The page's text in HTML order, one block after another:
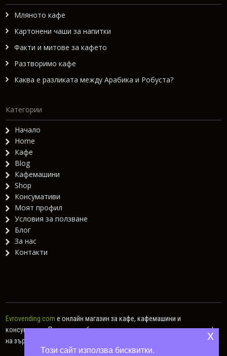
Мляното кафе
Картонени чаши за напитки
Факти и митове за кафето
Разтворимо кафе
Каква е разликата между Арабика и Робуста?
Категории
Начало
Home
Кафе
Blog
Кафемашини
Shop
Консумативи
Моят профил
Условия за ползване
Блог
За нас
Контакти
Evrovending.com е онлайн магазин за кафе, кафемашини и
консумативи. Предлагаме богат асортимент от различни видове кафе
на зърна, кафе капсули, мляно кафе, както и хартиени дози.
Този сайт използва бисквитки.
x